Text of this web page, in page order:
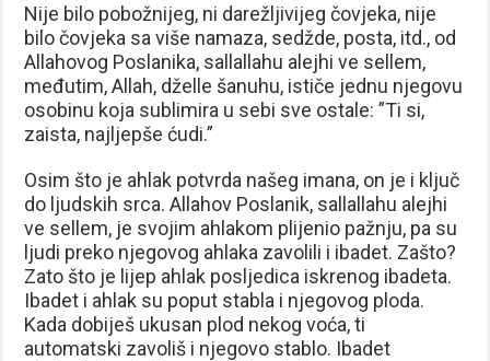
Nije bilo pobožnijeg, ni darežljivijeg čovjeka, nije
bilo čovjeka sa više namaza, sedžde, posta, itd., od
Allahovog Poslanika, sallallahu alejhi ve sellem,
međutim, Allah, dželle šanuhu, ističe jednu njegovu
osobinu koja sublimira u sebi sve ostale: ”Ti si,
zaista, najljepše ćudi.”
Osim što je ahlak potvrda našeg imana, on je i ključ
do ljudskih srca. Allahov Poslanik, sallallahu alejhi
ve sellem, je svojim ahlakom plijenio pažnju, pa su
ljudi preko njegovog ahlaka zavolili i ibadet. Zašto?
Zato što je lijep ahlak posljedica iskrenog ibadeta.
Ibadet i ahlak su poput stabla i njegovog ploda.
Kada dobiješ ukusan plod nekog voća, ti
automatski zavoliš i njegovo stablo. Ibadet